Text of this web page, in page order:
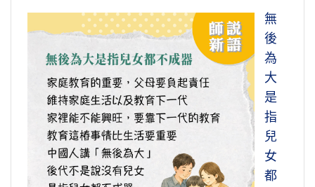
無
後
為
大
是
指
兒
女
都